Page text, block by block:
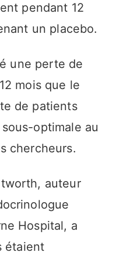
pendant 12
un placebo.
une perte de
mois que le
de patients
optimale au
chercheurs.
auteur
Hospital, a
étaient